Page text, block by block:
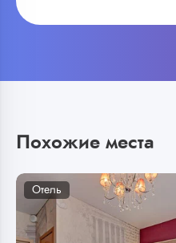
Похожие места
Отель